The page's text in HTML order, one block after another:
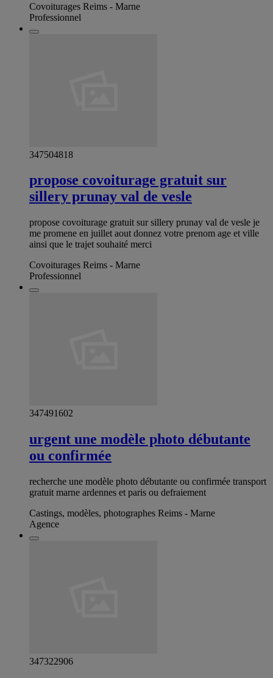
Covoiturages Reims - Marne
Professionnel
347504818
propose covoiturage gratuit sur
sillery prunay val de vesle
propose covoiturage gratuit sur sillery prunay val de vesle je
me promene en juillet aout donnez votre prenom age et ville
ainsi que le trajet souhaité merci
Covoiturages Reims - Marne
Professionnel
347491602
urgent une modèle photo débutante
ou confirmée
recherche une modèle photo débutante ou confirmée transport
gratuit marne ardennes et paris ou defraiement
Castings, modèles, photographes Reims - Marne
Agence
347322906